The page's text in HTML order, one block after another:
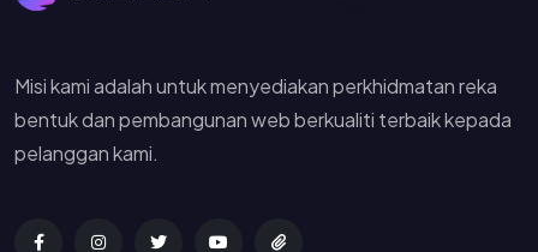
Misi kami adalah untuk menyediakan perkhidmatan reka
bentuk dan pembangunan web berkualiti terbaik kepada
pelanggan kami.